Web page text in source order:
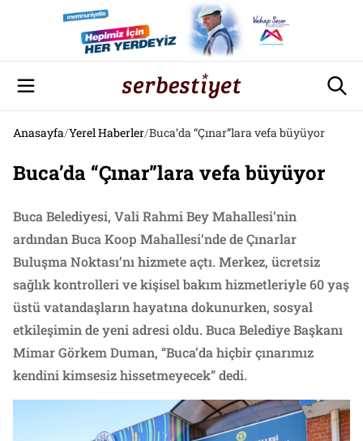
Anasayfa/Yerel Haberler/Buca’da “Çınar”lara vefa büyüyor
Buca’da “Çınar”lara vefa büyüyor
Buca Belediyesi, Vali Rahmi Bey Mahallesi’nin
ardından Buca Koop Mahallesi’nde de Çınarlar
Buluşma Noktası’nı hizmete açtı. Merkez, ücretsiz
sağlık kontrolleri ve kişisel bakım hizmetleriyle 60 yaş
üstü vatandaşların hayatına dokunurken, sosyal
etkileşimin de yeni adresi oldu. Buca Belediye Başkanı
Mimar Görkem Duman, “Buca’da hiçbir çınarımız
kendini kimsesiz hissetmeyecek” dedi.